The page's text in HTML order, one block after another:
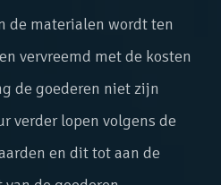
de materialen wordt ten
vervreemd met de kosten
de goederen niet zijn
verder lopen volgens de
en dit tot aan de